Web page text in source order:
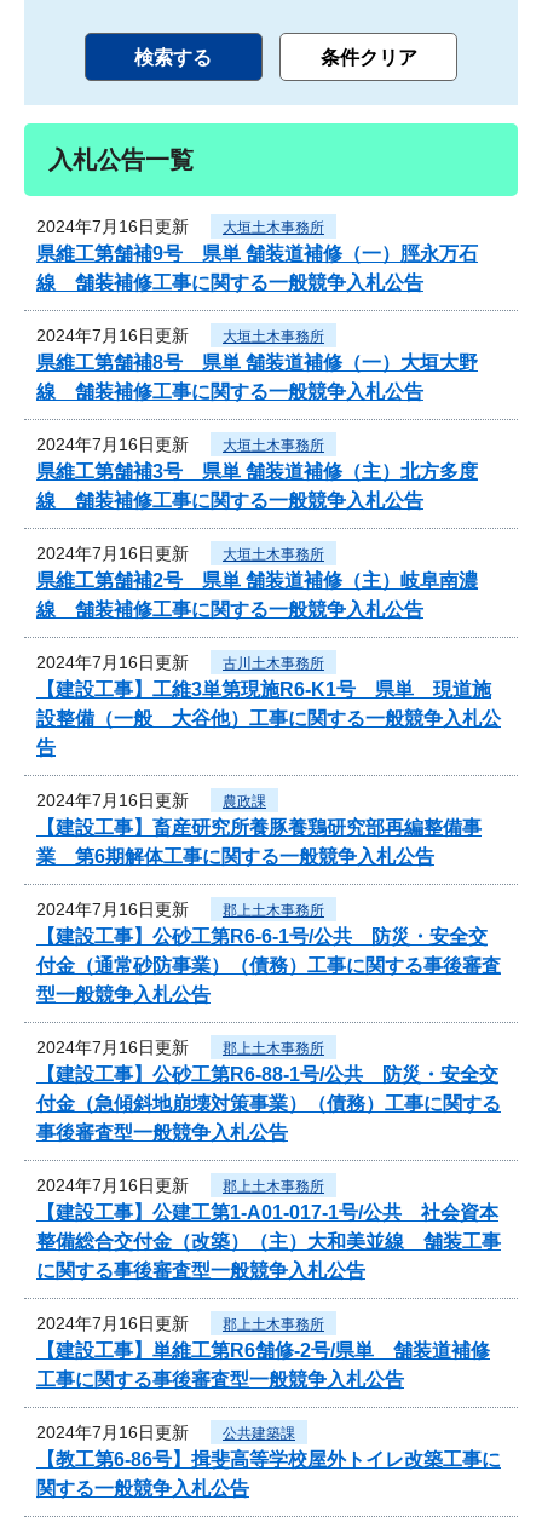
入札公告一覧
2024年7月16日更新 大垣土木事務所
県維工第舗補9号 県単 舗装道補修（一）脛永万石
線 舗装補修工事に関する一般競争入札公告
2024年7月16日更新 大垣土木事務所
県維工第舗補8号 県単 舗装道補修（一）大垣大野
線 舗装補修工事に関する一般競争入札公告
2024年7月16日更新 大垣土木事務所
県維工第舗補3号 県単 舗装道補修（主）北方多度
線 舗装補修工事に関する一般競争入札公告
2024年7月16日更新 大垣土木事務所
県維工第舗補2号 県単 舗装道補修（主）岐阜南濃
線 舗装補修工事に関する一般競争入札公告
2024年7月16日更新 古川土木事務所
【建設工事】工維3単第現施R6-K1号 県単 現道施
設整備（一般 大谷他）工事に関する一般競争入札公
告
2024年7月16日更新 農政課
【建設工事】畜産研究所養豚養鶏研究部再編整備事
業 第6期解体工事に関する一般競争入札公告
2024年7月16日更新 郡上土木事務所
【建設工事】公砂工第R6-6-1号/公共 防災・安全交
付金（通常砂防事業）（債務）工事に関する事後審査
型一般競争入札公告
2024年7月16日更新 郡上土木事務所
【建設工事】公砂工第R6-88-1号/公共 防災・安全交
付金（急傾斜地崩壊対策事業）（債務）工事に関する
事後審査型一般競争入札公告
2024年7月16日更新 郡上土木事務所
【建設工事】公建工第1-A01-017-1号/公共 社会資本
整備総合交付金（改築）（主）大和美並線 舗装工事
に関する事後審査型一般競争入札公告
2024年7月16日更新 郡上土木事務所
【建設工事】単維工第R6舗修-2号/県単 舗装道補修
工事に関する事後審査型一般競争入札公告
2024年7月16日更新 公共建築課
【教工第6-86号】揖斐高等学校屋外トイレ改築工事に
関する一般競争入札公告